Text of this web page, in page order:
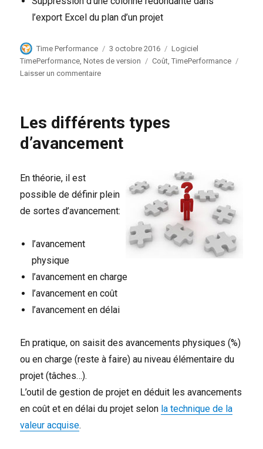
l’export Excel du plan d’un projet
Auteur
Time Performance
Publié
le
3 octobre 2016 Catégories
Logiciel
TimePerformance ,Notes de version Étiquettes
Coût ,TimePerformance
Laisser un commentairesur
2016
Les différents types
d’avancement
En théorie, il est
possible de définir plein
de sortes d’avancement:
l’avancement
physique
l’avancement en charge
l’avancement en coût
l’avancement en délai
En pratique, on saisit des avancements physiques (%)
ou en charge (reste à faire) au niveau élémentaire du
projet (tâches…).
L’outil de gestion de projet en déduit les avancements
en coût et en délai du projet selon la technique de la
valeur acquise.